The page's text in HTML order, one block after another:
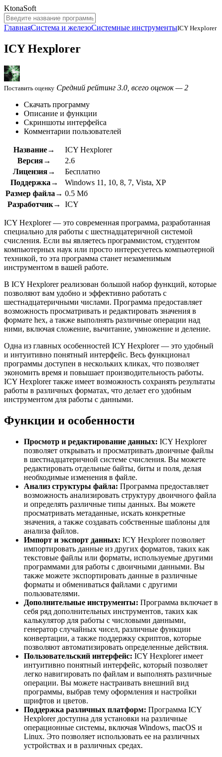
KtonaSoft
ГлавнаяСистема и железоСистемные инструментыICY Hexplorer
ICY Hexplorer
Поставить оценку Средний рейтинг 3.0, всего оценок — 2
Скачать программу
Описание и функции
Скриншоты интерфейса
Комментарии пользователей
Название→
ICY Hexplorer
Версия→
2.6
Лицензия→
Бесплатно
Поддержка→
Windows 11, 10, 8, 7, Vista, XP
Размер файла→ 0.5 Мб
Разработчик→
ICY
ICY Hexplorer — это современная программа, разработанная
специально для работы с шестнадцатеричной системой
счисления. Если вы являетесь программистом, студентом
компьютерных наук или просто интересуетесь компьютерной
техникой, то эта программа станет незаменимым
инструментом в вашей работе.
В ICY Hexplorer реализован большой набор функций, которые
позволяют вам удобно и эффективно работать с
шестнадцатеричными числами. Программа предоставляет
возможность просматривать и редактировать значения в
формате hex, а также выполнять различные операции над
ними, включая сложение, вычитание, умножение и деление.
Одна из главных особенностей ICY Hexplorer — это удобный
и интуитивно понятный интерфейс. Весь функционал
программы доступен в нескольких кликах, что позволяет
экономить время и повышает производительность работы.
ICY Hexplorer также имеет возможность сохранять результаты
работы в различных форматах, что делает его удобным
инструментом для работы с данными.
Функции и особенности
Просмотр и редактирование данных: ICY Hexplorer
позволяет открывать и просматривать двоичные файлы
в шестнадцатеричной системе счисления. Вы можете
редактировать отдельные байты, биты и поля, делая
необходимые изменения в файле.
Анализ структуры файла: Программа предоставляет
возможность анализировать структуру двоичного файла
и определять различные типы данных. Вы можете
просматривать метаданные, искать конкретные
значения, а также создавать собственные шаблоны для
анализа файлов.
Импорт и экспорт данных: ICY Hexplorer позволяет
импортировать данные из других форматов, таких как
текстовые файлы или форматы, используемые другими
программами для работы с двоичными данными. Вы
также можете экспортировать данные в различные
форматы и обмениваться файлами с другими
пользователями.
Дополнительные инструменты: Программа включает в
себя ряд дополнительных инструментов, таких как
калькулятор для работы с числовыми данными,
генератор случайных чисел, различные функции
конвертации, а также поддержку скриптов, которые
позволяют автоматизировать определенные действия.
Пользовательский интерфейс: ICY Hexplorer имеет
интуитивно понятный интерфейс, который позволяет
легко навигировать по файлам и выполнять различные
операции. Вы можете настраивать внешний вид
программы, выбрав тему оформления и настройки
шрифтов и цветов.
Поддержка различных платформ: Программа ICY
Hexplorer доступна для установки на различные
операционные системы, включая Windows, macOS и
Linux. Это позволяет использовать ее на различных
устройствах и в различных средах.